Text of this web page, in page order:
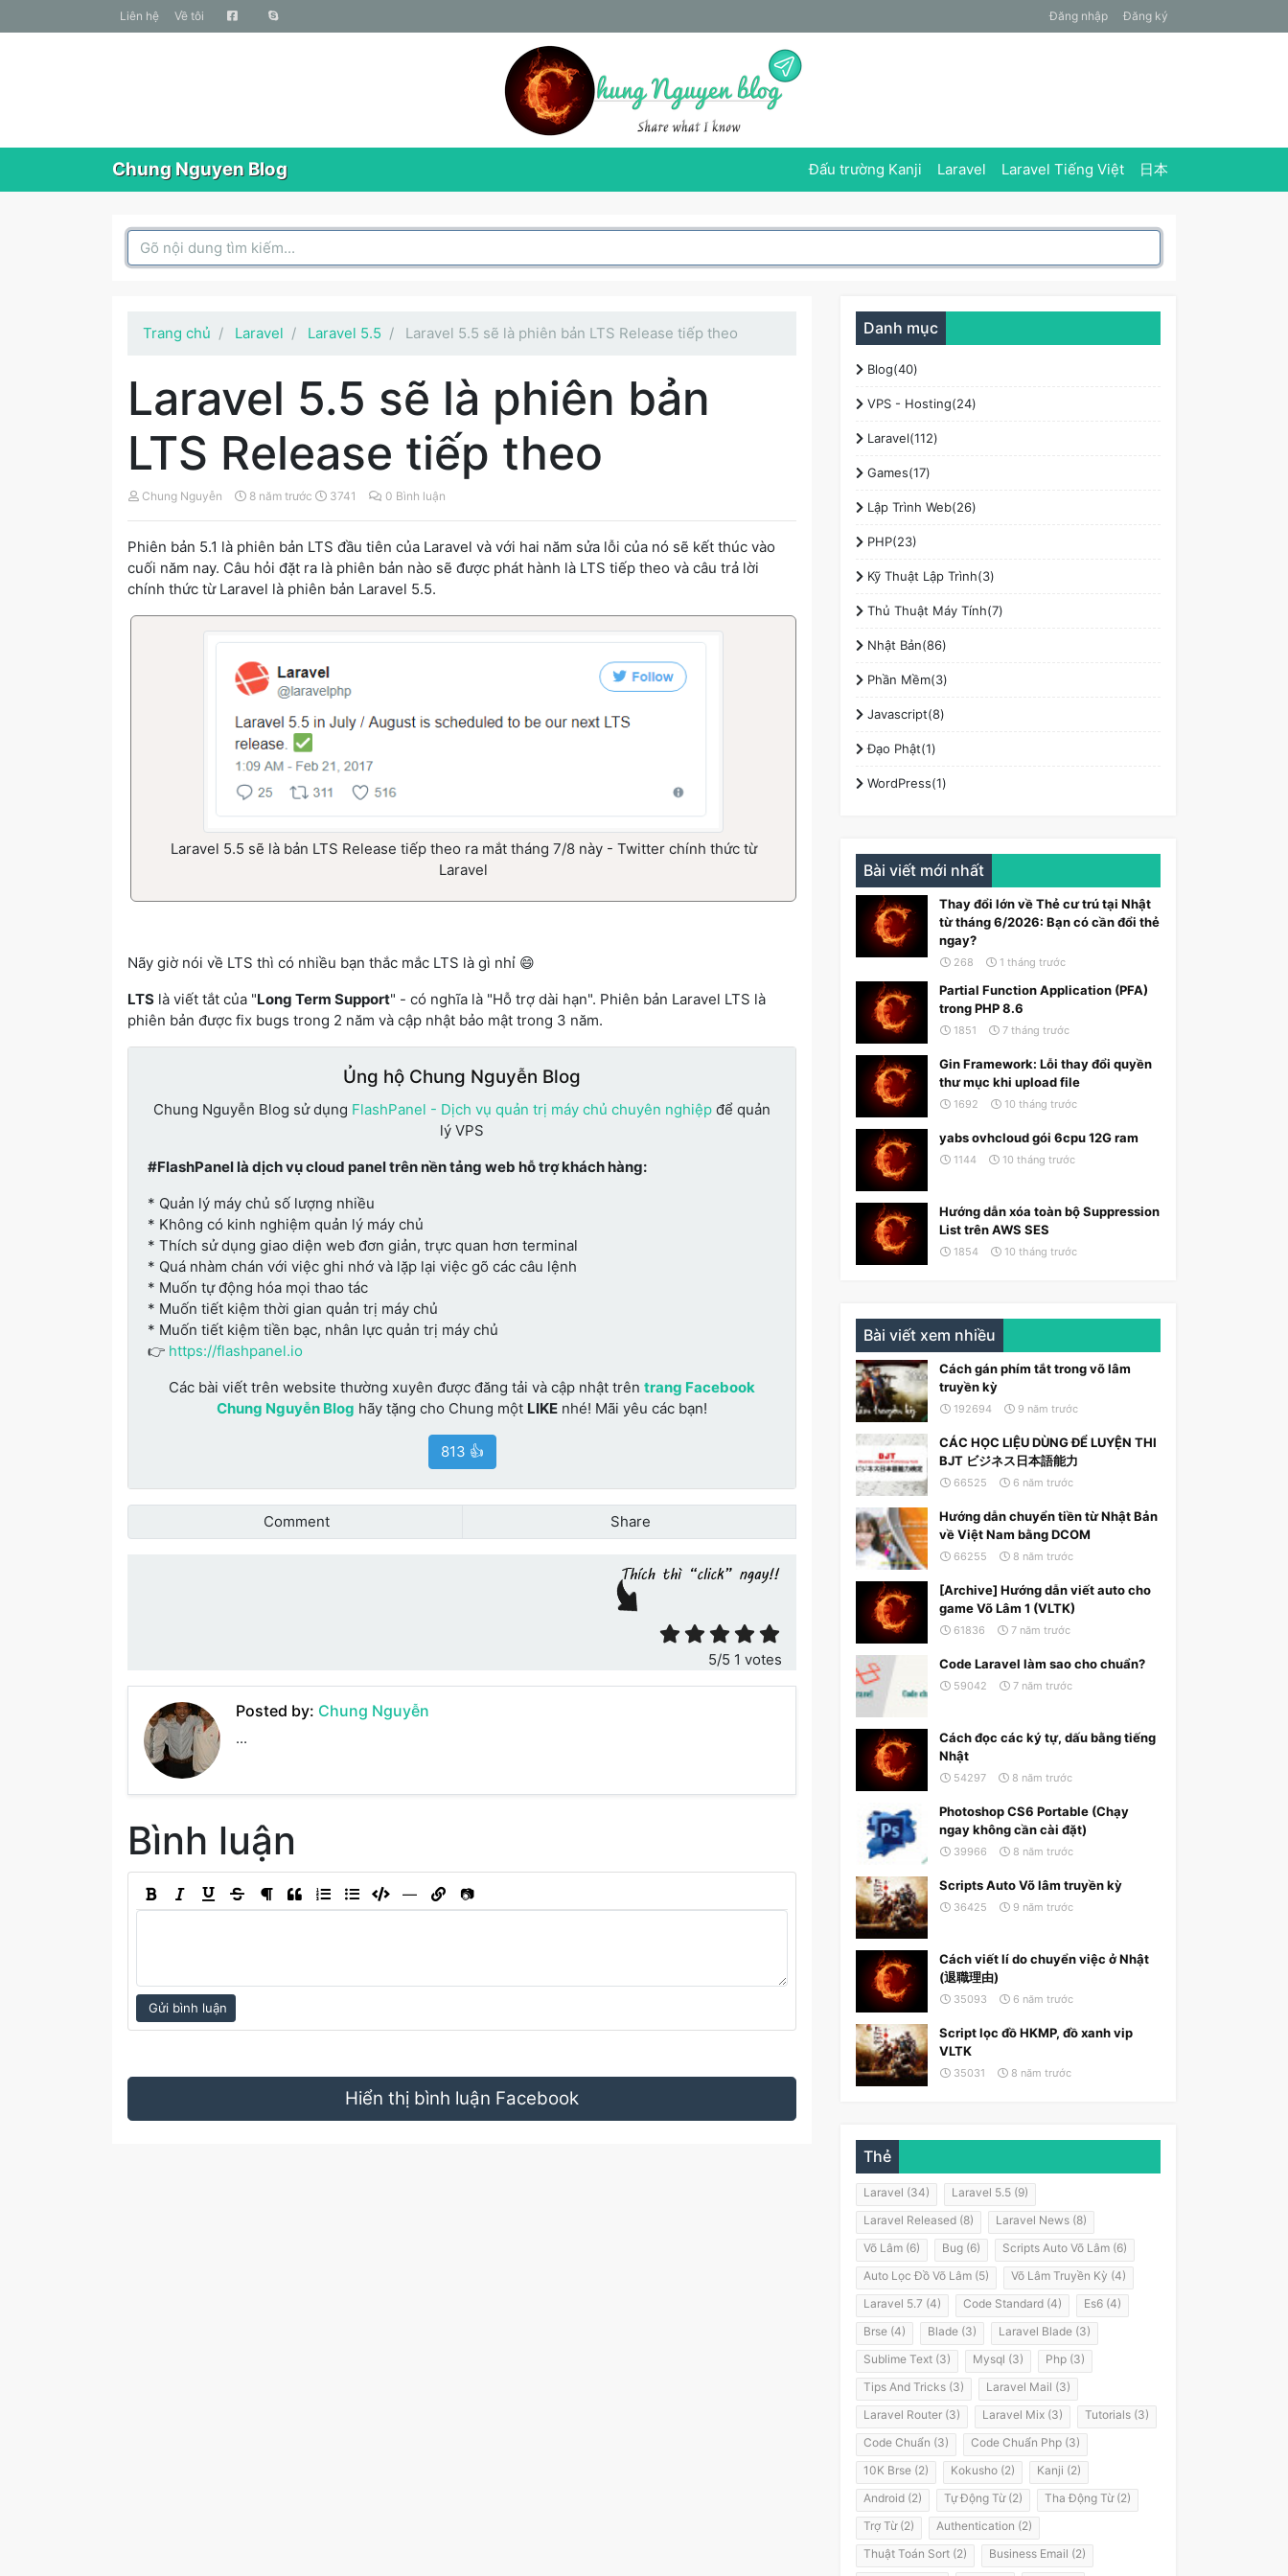
liên hệ Về tôi Đăng nhập Đăng ký
Chung Nguyen Blog Đấu trường Kanji Laravel Laravel Tiếng Việt 日本
Search Box
Trang chủ Laravel Laravel 5.5 Laravel 5.5 sẽ là phiên bản LTS Release tiếp theo
Laravel 5.5 sẽ là phiên bản
LTS Release tiếp theo
Chung Nguyễn 8 năm trước 3741 0 Bình luận
Phiên bản 5.1 là phiên bản LTS đầu tiên của Laravel và với hai năm sửa lỗi của nó sẽ kết thúc vào
cuối năm nay. Câu hỏi đặt ra là phiên bản nào sẽ được phát hành là LTS tiếp theo và câu trả lời
chính thức từ Laravel là phiên bản Laravel 5.5.
Laravel 5.5 sẽ là bản LTS Release tiếp theo ra mắt tháng 7/8 này - Twitter chính thức từ
Laravel
Nãy giờ nói về LTS thì có nhiều bạn thắc mắc LTS là gì nhỉ 😄
LTS là viết tắt của "Long Term Support" - có nghĩa là "Hỗ trợ dài hạn". Phiên bản Laravel LTS là
phiên bản được fix bugs trong 2 năm và cập nhật bảo mật trong 3 năm.
Ủng hộ Chung Nguyễn Blog
Chung Nguyễn Blog sử dụng FlashPanel - Dịch vụ quản trị máy chủ chuyên nghiệp để quản
lý VPS
#FlashPanel là dịch vụ cloud panel trên nền tảng web hỗ trợ khách hàng:
* Quản lý máy chủ số lượng nhiều
* Không có kinh nghiệm quản lý máy chủ
* Thích sử dụng giao diện web đơn giản, trực quan hơn terminal
* Quá nhàm chán với việc ghi nhớ và lặp lại việc gõ các câu lệnh
* Muốn tự động hóa mọi thao tác
* Muốn tiết kiệm thời gian quản trị máy chủ
* Muốn tiết kiệm tiền bạc, nhân lực quản trị máy chủ
👉 https://flashpanel.io
Các bài viết trên website thường xuyên được đăng tải và cập nhật trên trang Facebook
Chung Nguyễn Blog hãy tặng cho Chung một LIKE nhé! Mãi yêu các bạn!
813 👍
Comment Share
5/5 1 votes
Posted by: Chung Nguyễn
...
Bình luận
― 📷
Gửi bình luận
Hiển thị bình luận Facebook
Danh mục
Blog(40)
VPS - Hosting(24)
Laravel(112)
Games(17)
Lập Trình Web(26)
PHP(23)
Kỹ Thuật Lập Trình(3)
Thủ Thuật Máy Tính(7)
Nhật Bản(86)
Phần Mềm(3)
Javascript(8)
Đạo Phật(1)
WordPress(1)
Bài viết mới nhất
Thay đổi lớn về Thẻ cư trú tại Nhật
từ tháng 6/2026: Bạn có cần đổi thẻ
ngay?
268 1 tháng trước
Partial Function Application (PFA)
trong PHP 8.6
1851 7 tháng trước
Gin Framework: Lỗi thay đổi quyền
thư mục khi upload file
1692 10 tháng trước
yabs ovhcloud gói 6cpu 12G ram
1144 10 tháng trước
Hướng dẫn xóa toàn bộ Suppression
List trên AWS SES
1854 10 tháng trước
Bài viết xem nhiều
Cách gán phím tắt trong võ lâm
truyền kỳ
192694 9 năm trước
CÁC HỌC LIỆU DÙNG ĐỂ LUYỆN THI
BJT ビジネス日本語能力
66525 6 năm trước
Hướng dẫn chuyển tiền từ Nhật Bản
về Việt Nam bằng DCOM
66255 8 năm trước
[Archive] Hướng dẫn viết auto cho
game Võ Lâm 1 (VLTK)
61836 7 năm trước
Code Laravel làm sao cho chuẩn?
59042 7 năm trước
Cách đọc các ký tự, dấu bằng tiếng
Nhật
54297 8 năm trước
Photoshop CS6 Portable (Chạy
ngay không cần cài đặt)
39966 8 năm trước
Scripts Auto Võ lâm truyền kỳ
36425 9 năm trước
Cách viết lí do chuyển việc ở Nhật
(退職理由)
35093 6 năm trước
Script lọc đồ HKMP, đồ xanh vip
VLTK
35031 8 năm trước
Thẻ
Laravel (34)
Laravel 5.5 (9)
Laravel Released (8)
Laravel News (8)
Võ Lâm (6)
Bug (6)
Scripts Auto Võ Lâm (6)
Auto Lọc Đồ Võ Lâm (5)
Võ Lâm Truyền Kỳ (4)
Laravel 5.7 (4)
Code Standard (4)
Es6 (4)
Brse (4)
Blade (3)
Laravel Blade (3)
Sublime Text (3)
Mysql (3)
Php (3)
Tips And Tricks (3)
Laravel Mail (3)
Laravel Router (3)
Laravel Mix (3)
Tutorials (3)
Code Chuẩn (3)
Code Chuẩn Php (3)
10K Brse (2)
Kokusho (2)
Kanji (2)
Android (2)
Tự Động Từ (2)
Tha Động Từ (2)
Trợ Từ (2)
Authentication (2)
Thuật Toán Sort (2)
Business Email (2)